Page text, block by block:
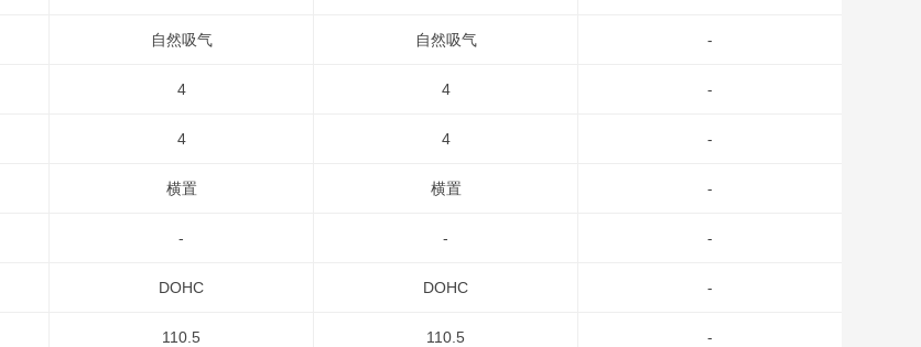
自然吸气 自然吸气 -
4 4 -
4 4 -
横置 横置 -
- - -
DOHC DOHC -
110.5 110.5 -